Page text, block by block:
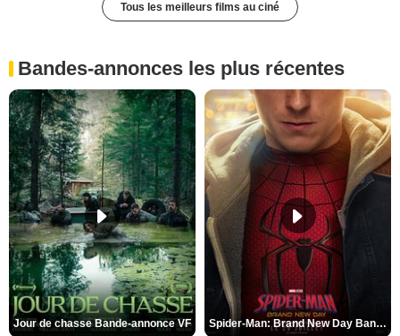
Tous les meilleurs films au ciné
Bandes-annonces les plus récentes
Jour de chasse Bande-annonce VF Spider-Man: Brand New Day Bande-annonce (3) VO STFR